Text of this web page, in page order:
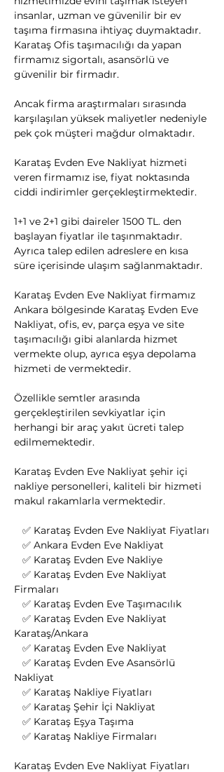
insanlar, uzman ve güvenilir bir ev
taşıma firmasına ihtiyaç duymaktadır.
Karataş Ofis taşımacılığı da yapan
firmamız sigortalı, asansörlü ve
güvenilir bir firmadır.
​Ancak firma araştırmaları sırasında
karşılaşılan yüksek maliyetler nedeniyle
pek çok müşteri mağdur olmaktadır.
Karataş Evden Eve Nakliyat hizmeti
veren firmamız ise, fiyat noktasında
ciddi indirimler gerçekleştirmektedir.
1+1 ve 2+1 gibi daireler 1500 TL. den
başlayan fiyatlar ile taşınmaktadır.
Ayrıca talep edilen adreslere en kısa
süre içerisinde ulaşım sağlanmaktadır.
Karataş Evden Eve Nakliyat firmamız
Ankara bölgesinde Karataş Evden Eve
Nakliyat, ofis, ev, parça eşya ve site
taşımacılığı gibi alanlarda hizmet
vermekte olup, ayrıca eşya depolama
hizmeti de vermektedir.
Özellikle semtler arasında
gerçekleştirilen sevkiyatlar için
herhangi bir araç yakıt ücreti talep
edilmemektedir.
Karataş Evden Eve Nakliyat şehir içi
nakliye personelleri, kaliteli bir hizmeti
makul rakamlarla vermektedir.
   ✅ Karataş Evden Eve Nakliyat Fiyatları
   ✅ Ankara Evden Eve Nakliyat
   ✅ Karataş Evden Eve Nakliye
Firmaları
   ✅ Karataş Evden Eve Taşımacılık
Karataş/Ankara
   ✅ Karataş Evden Eve Nakliyat
Nakliyat
   ✅ Karataş Nakliye Fiyatları
   ✅ Karataş Şehir İçi Nakliyat
   ✅ Karataş Eşya Taşıma
   ✅ Karataş Nakliye Firmaları
Karataş Evden Eve Nakliyat Fiyatları